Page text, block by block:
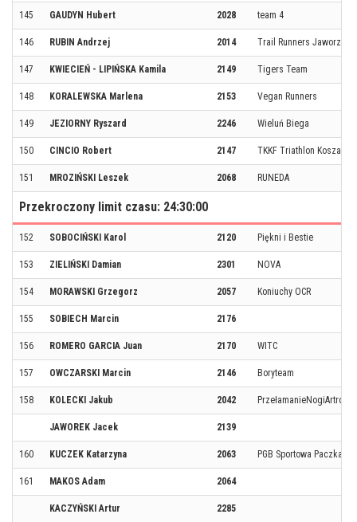
145 GAUDYN Hubert 2028 team 4
146 RUBIN Andrzej 2014 Trail Runners Jaworzno
147 KWIECIEŃ - LIPIŃSKA Kamila 2149 Tigers Team
148 KORALEWSKA Marlena 2153 Vegan Runners
149 JEZIORNY Ryszard 2246 Wieluń Biega
150 CINCIO Robert 2147 TKKF Triathlon Koszalin
151 MROZIŃSKI Leszek 2068 RUNEDA
Przekroczony limit czasu: 24:30:00
152 SOBOCIŃSKI Karol 2120 Piękni i Bestie
153 ZIELIŃSKI Damian 2301 NOVA
154 MORAWSKI Grzegorz 2057 Koniuchy OCR
155 SOBIECH Marcin 2176
156 ROMERO GARCIA Juan 2170 WITC
157 OWCZARSKI Marcin 2146 Boryteam
158 KOLECKI Jakub 2042
JAWOREK Jacek 2139
160 KUCZEK Katarzyna 2063 PGB Sportowa Paczka
161 MAKOS Adam 2064
KACZYŃSKI Artur 2285